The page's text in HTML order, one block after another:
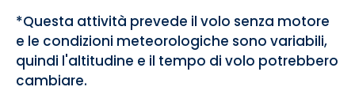
*Questa attività prevede il volo senza motore
e le condizioni meteorologiche sono variabili,
quindi l'altitudine e il tempo di volo potrebbero
cambiare.